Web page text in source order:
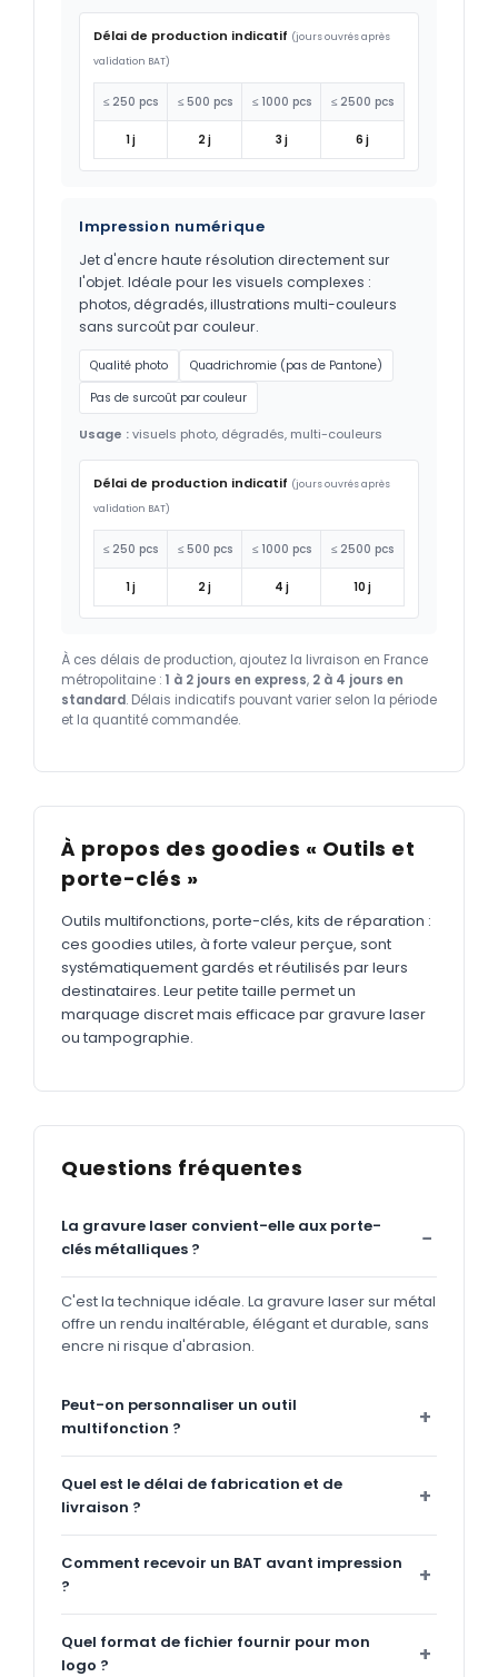
Délai de production indicatif (jours ouvrés après
validation BAT)
≤ 250 pcs ≤ 500 pcs ≤ 1000 pcs ≤ 2500 pcs
1 j 2 j 3 j 6 j
Impression numérique
Jet d'encre haute résolution directement sur
l'objet. Idéale pour les visuels complexes :
photos, dégradés, illustrations multi-couleurs
sans surcoût par couleur.
Qualité photo
Quadrichromie (pas de Pantone)
Pas de surcoût par couleur
Usage :visuels photo, dégradés, multi-couleurs
Délai de production indicatif (jours ouvrés après
validation BAT)
≤ 250 pcs ≤ 500 pcs ≤ 1000 pcs ≤ 2500 pcs
1 j 2 j 4 j 10 j
À ces délais de production, ajoutez la livraison en France
métropolitaine : 1 à 2 jours en express, 2 à 4 jours en
standard. Délais indicatifs pouvant varier selon la période
et la quantité commandée.
À propos des goodies « Outils et
porte-clés »
Outils multifonctions, porte-clés, kits de réparation :
ces goodies utiles, à forte valeur perçue, sont
systématiquement gardés et réutilisés par leurs
destinataires. Leur petite taille permet un
marquage discret mais efficace par gravure laser
ou tampographie.
Questions fréquentes
La gravure laser convient-elle aux porte-
clés métalliques ?
C'est la technique idéale. La gravure laser sur métal
offre un rendu inaltérable, élégant et durable, sans
encre ni risque d'abrasion.
Peut-on personnaliser un outil
multifonction ?
Quel est le délai de fabrication et de
livraison ?
Comment recevoir un BAT avant impression
?
Quel format de fichier fournir pour mon
logo ?